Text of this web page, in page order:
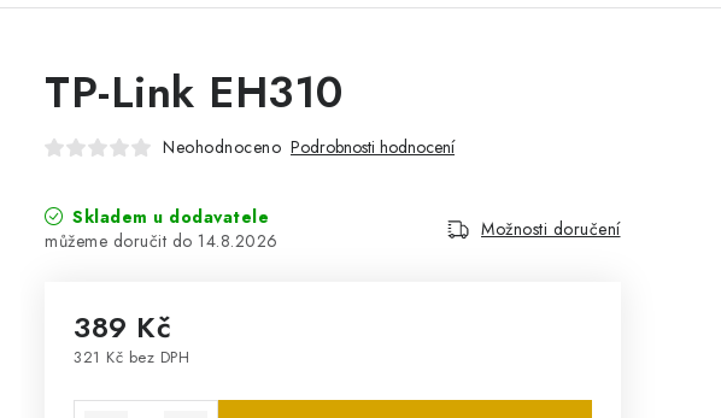
TP-Link EH310
Neohodnoceno Podrobnosti hodnocení
Skladem u dodavatele
14.8.2026
Možnosti doručení
389 Kč
321 Kč bez DPH